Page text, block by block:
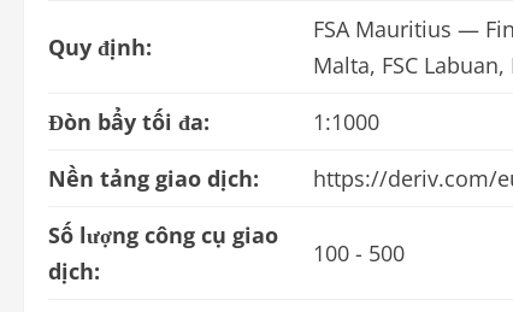
Quy định:
FSA Mauritius —
Malta, FSC
Đòn bẩy tối đa:
1:1000
Nền tảng giao dịch:
https://deriv.com/
Số lượng công cụ giao
dịch:
100 - 500